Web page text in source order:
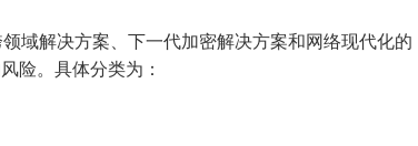
域解决方案、下一代加密解决方案和网络现代化的
险。具体分类为：